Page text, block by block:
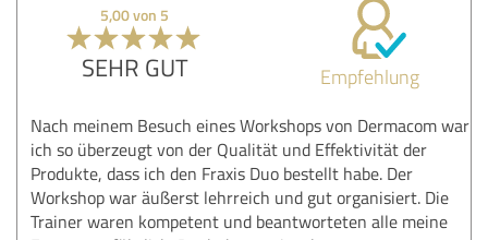
5,00 von 5
SEHR GUT Empfehlung
Nach meinem Besuch eines Workshops von Dermacom war
ich so überzeugt von der Qualität und Effektivität der
Produkte, dass ich den Fraxis Duo bestellt habe. Der
Workshop war äußerst lehrreich und gut organisiert. Die
Trainer waren kompetent und beantworteten alle meine